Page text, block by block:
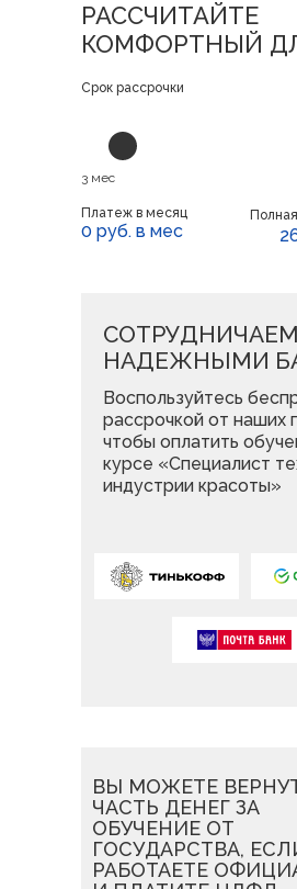
РАССЧИТАЙТЕ
КОМФОРТНЫЙ
Срок рассрочки
3 мес
Платеж в месяц
0 руб. в мес
НАДЕЖНЫМИ
Воспользуйтесь
рассрочкой от наших
чтобы оплатить
курсе «Специалист
индустрии красоты»
ГОСУДАРСТВО
ВАМ30 000 РУБЛЕЙ
СТОИМОСТИ
Социальный контракт —
ВЫ МОЖЕТЕ
ОБУЧЕНИЕ НА КУРСЕ
«СПЕЦИАЛИСТ
ИНДУСТРИИ
НАПРАВИТЬ
КАПИТАЛНА
Может семья, в которой
случаю рождения
ВЫ МОЖЕТЕ
ЧАСТЬ ДЕНЕГ ЗА
ОБУЧЕНИЕ ОТ
ГОСУДАРСТВА,
РАБОТАЕТЕ